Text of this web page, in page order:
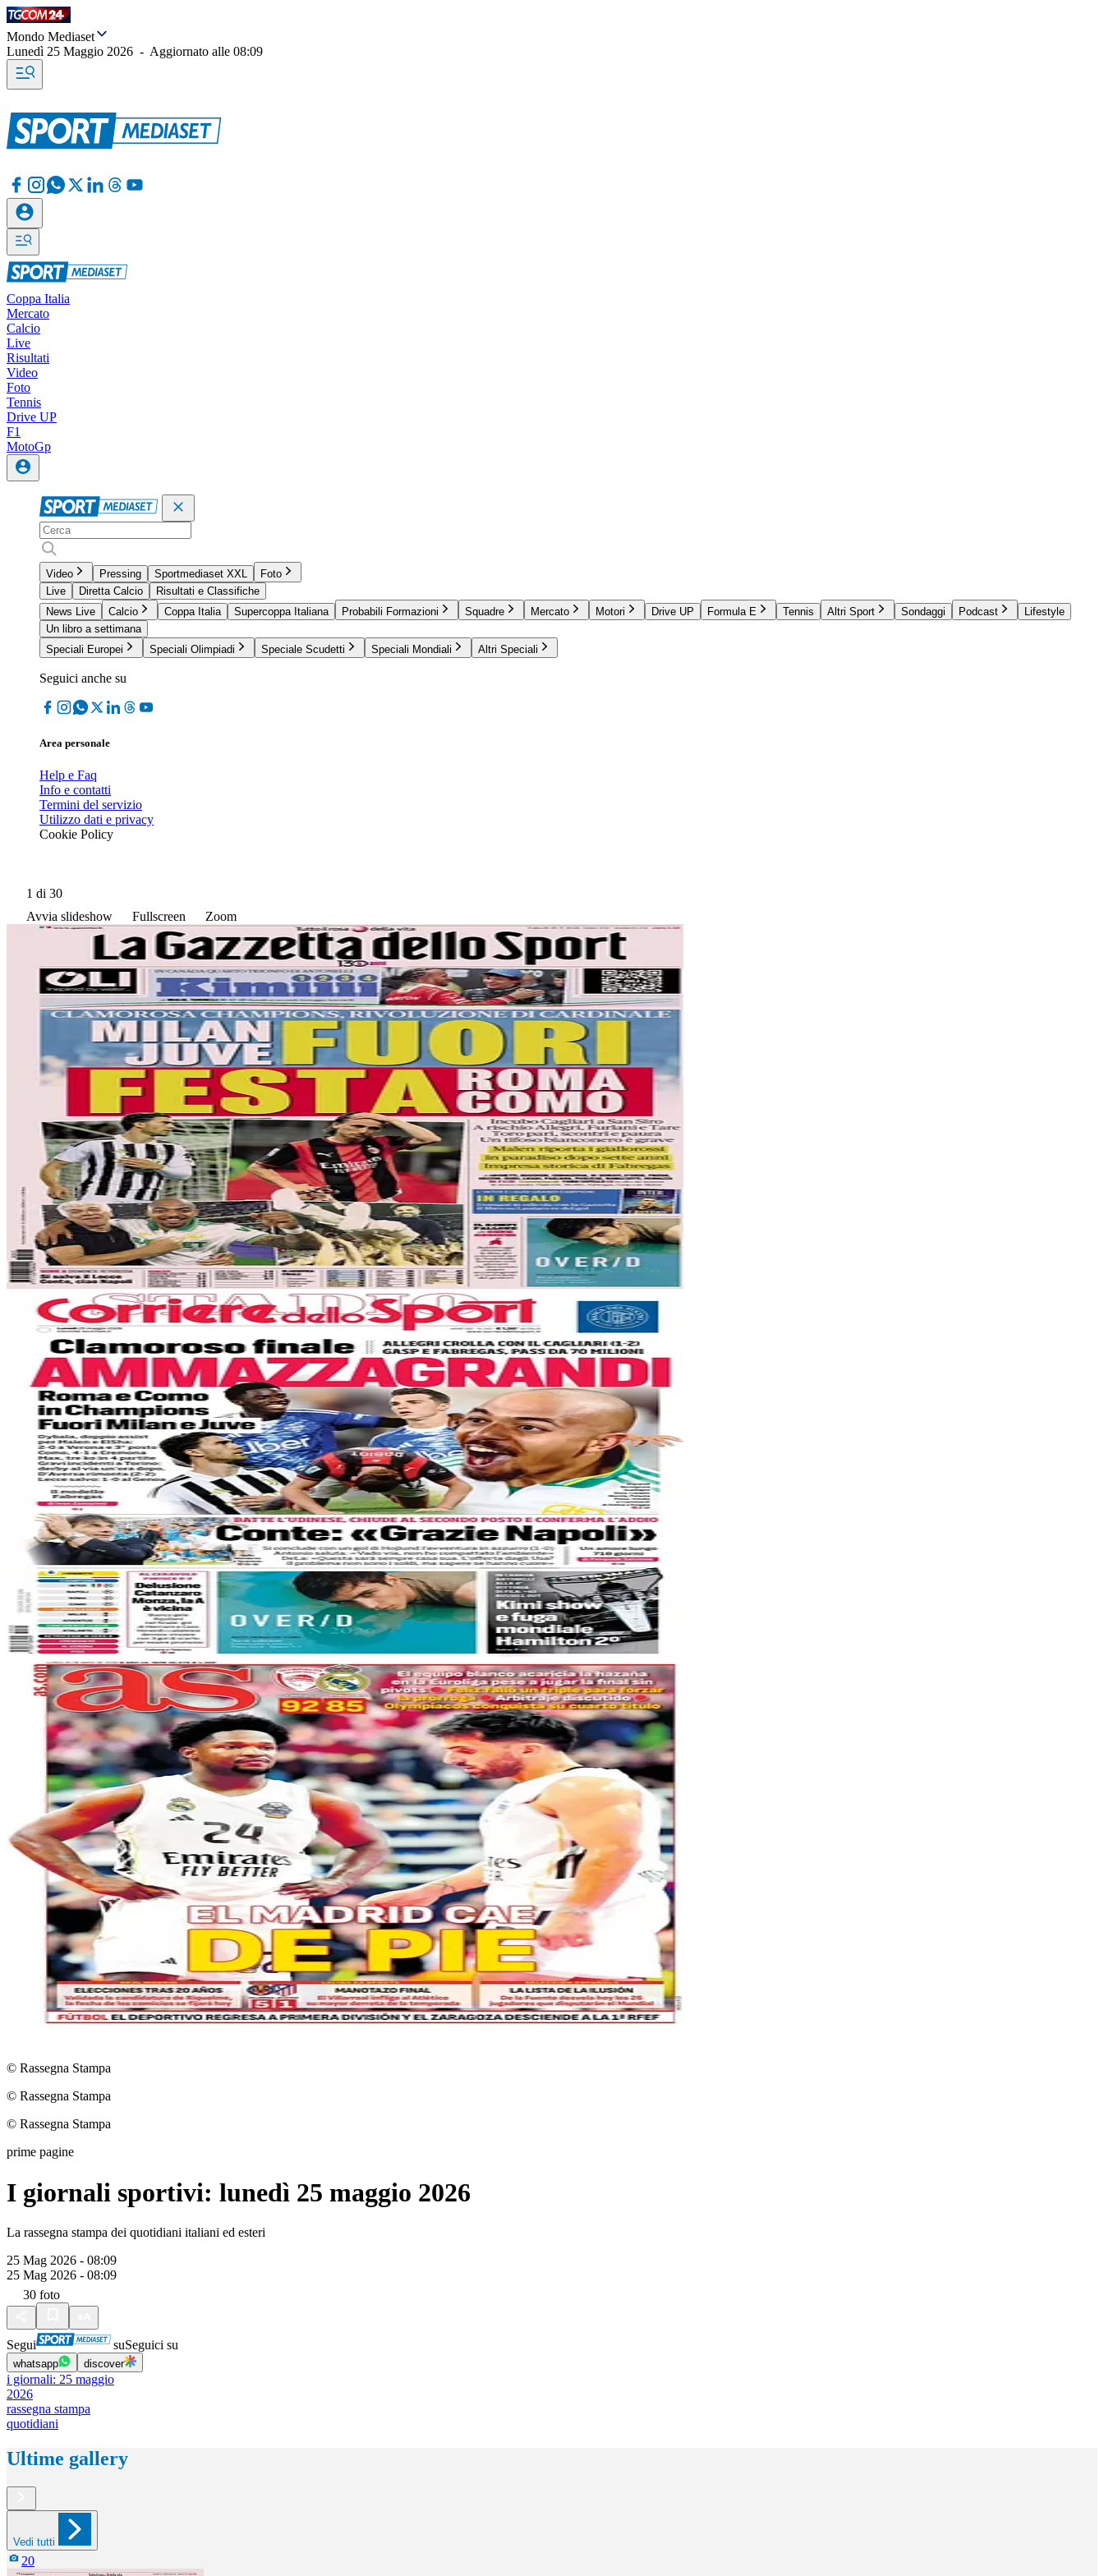
Mondo Mediaset
Lunedì 25 Maggio 2026 - Aggiornato alle 08:09
Coppa Italia
Mercato
Calcio
Live
Risultati
Video
Foto
Tennis
Drive UP
F1
MotoGp
Video Pressing Sportmediaset XXL
Foto
Live
Diretta Calcio
Risultati e Classifiche
News Live
Calcio Coppa Italia Supercoppa Italiana Probabili Formazioni Squadre Mercato Motori Drive UP Formula E Tennis Altri Sport Sondaggi Podcast
Lifestyle
Un libro a settimana
Speciali Europei
Speciali Olimpiadi Speciale Scudetti Speciali Mondiali Altri Speciali
Seguici anche su
Area personale
Help e Faq
Info e contatti
Termini del servizio
Utilizzo dati e privacy
Cookie Policy
1 di 30
Avvia slideshow
Fullscreen Zoom
© Rassegna Stampa
© Rassegna Stampa
© Rassegna Stampa
prime pagine
I giornali sportivi: lunedì 25 maggio 2026
La rassegna stampa dei quotidiani italiani ed esteri
25 Mag 2026 - 08:09
25 Mag 2026 - 08:09
30 foto
Segui suSeguici su
whatsapp discover
i giornali: 25 maggio
2026
rassegna stampa
quotidiani
Ultime gallery
Vedi tutti
20